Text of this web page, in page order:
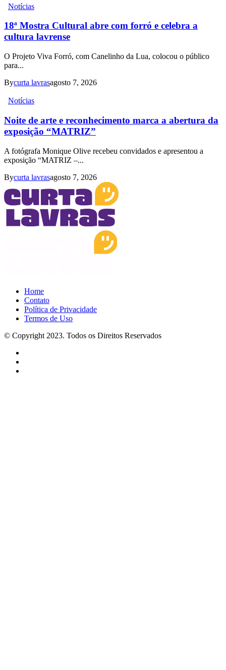
Notícias
18ª Mostra Cultural abre com forró e celebra a
cultura lavrense
O Projeto Viva Forró, com Canelinho da Lua, colocou o público
para...
Bycurta lavrasagosto 7, 2026
Notícias
Noite de arte e reconhecimento marca a abertura da
exposição “MATRIZ”
A fotógrafa Monique Olive recebeu convidados e apresentou a
exposição “MATRIZ –...
Bycurta lavrasagosto 7, 2026
Home
Contato
Política de Privacidade
Termos de Uso
© Copyright 2023. Todos os Direitos Reservados